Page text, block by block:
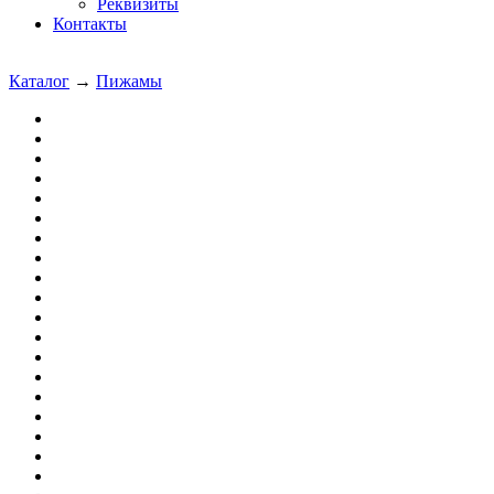
Реквизиты
Контакты
Каталог → Пижамы